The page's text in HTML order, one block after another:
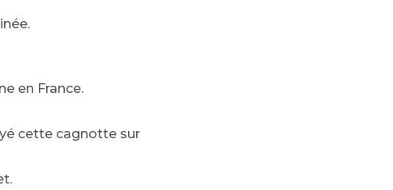
en France.
cette cagnotte sur